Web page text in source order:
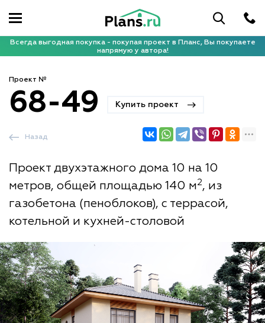
Всегда выгодная покупка - покупая проект в Планс, Вы покупаете
напрямую у автора!
Проект №
68-49 Купить проект
Проект двухэтажного дома 10 на 10
метров, общей площадью 140 м2, из
газобетона (пеноблоков), с террасой,
котельной и кухней-столовой
Назад